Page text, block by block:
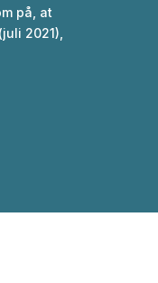
på, at
2021),